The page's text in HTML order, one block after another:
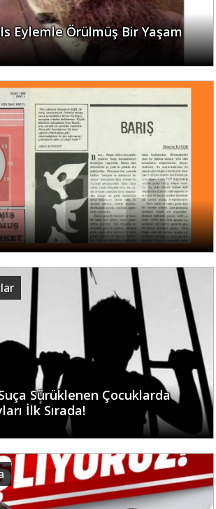
Eylemle Örülmüş Bir Yaşam
Sürüklenen Çocuklarda
İlk Sırada!